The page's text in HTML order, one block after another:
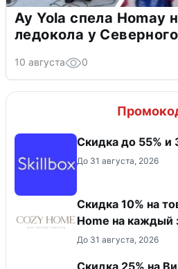
Ay Yola спела Homay
ледокола у
10 августа 0
Скидка до 55% и
До 31 августа, 2026
Скидка 10% на
Home на каждый
До 31 августа, 2026
Скидка 25% на